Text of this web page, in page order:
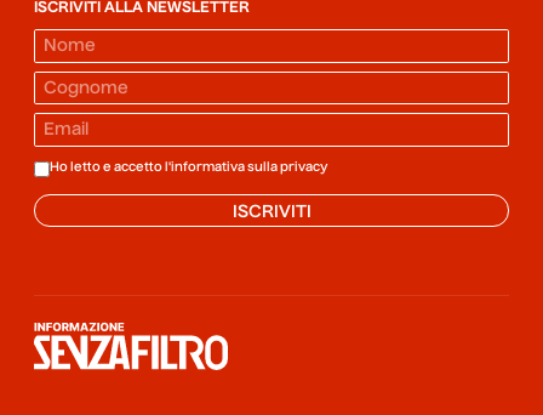
ISCRIVITI ALLA NEWSLETTER
Ho letto e accetto l'informativa sulla privacy
ISCRIVITI